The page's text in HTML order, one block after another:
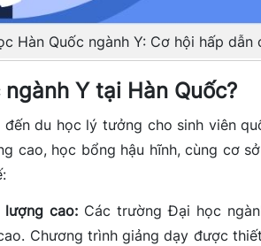
Hàn Quốc ngành Y: Cơ hội hấp dẫn
Y tại Hàn Quốc?
du học lý tưởng cho sinh viên
cao, học bổng hậu hĩnh, cùng cơ
cao:Các trường Đại học
Chương trình giảng dạy được